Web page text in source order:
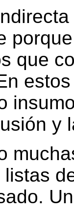
que